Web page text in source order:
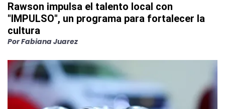
Rawson impulsa el talento local con
"IMPULSO", un programa para fortalecer la
cultura
PorFabiana Juarez